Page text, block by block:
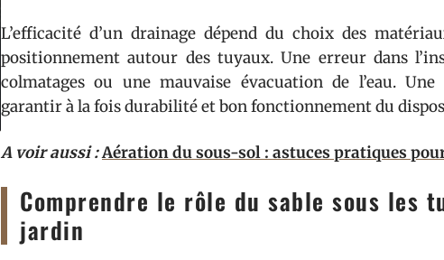
L’efficacité d’un drainage dépend du choix des
positionnement autour des tuyaux. Une erreur dans
colmatages ou une mauvaise évacuation de l’eau.
garantir à la fois durabilité et bon fonctionnement du
A voir aussi :Aération du sous-sol : astuces pratiques
Comprendre le rôle du sable sous les
jardin